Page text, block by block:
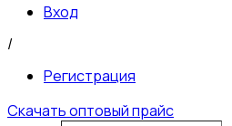
Вход
/
Регистрация
Скачать оптовый прайс